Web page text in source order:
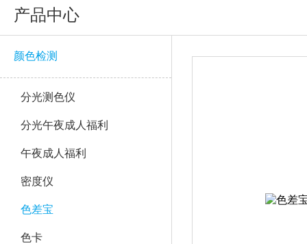
产品中心
颜色检测
分光测色仪
分光午夜成人福利
午夜成人福利
密度仪
色差宝
色卡